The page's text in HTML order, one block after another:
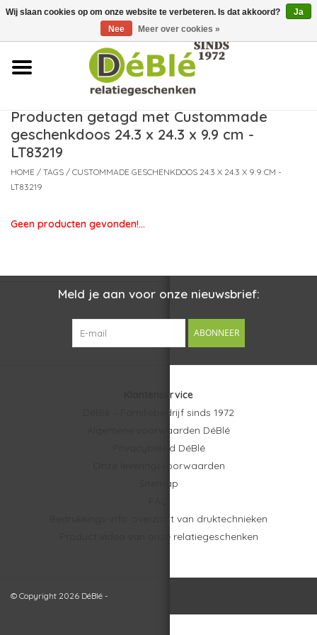
Over ons
Contact
Nieuws
Leveringsvoorwaarden
Producten getagd met Custommade
geschenkdoos 24.3 x 24.3 x 9.9 cm -
LT83219
HOME / TAGS / CUSTOMMADE GESCHENKDOOS 24.3 X 24.3 X 9.9 CM -
LT83219
Geen producten gevonden!...
Meld je aan voor onze nieuwsbrief:
ABONNEER
Klantenservice
DéBlé – Familiebedrijf sinds 1972
Algemene voorwaarden DéBlé
Privacybeleid DéBlé
Onze leveringsvoorwaarden
Sitemap
Bedrukkings-info: overzicht van druktechnieken
Product video van onze relatiegeschenken
© Copyright 2026 DéBlé -
Wij slaan cookies op om onze website te verbeteren. Is dat akkoord?
Ja
Nee
Meer over cookies »